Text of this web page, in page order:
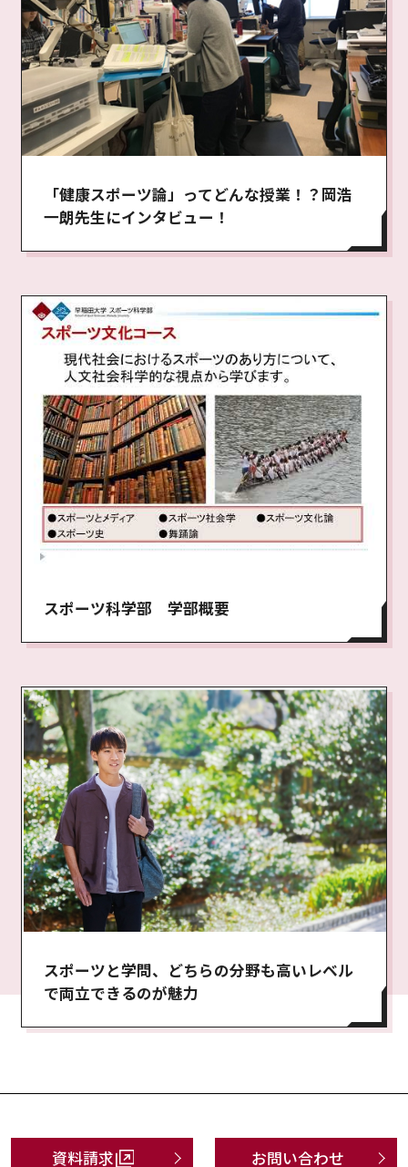
「健康スポーツ論」ってどんな授業！？岡浩
一朗先生にインタビュー！
スポーツ科学部 学部概要
スポーツと学問、どちらの分野も高いレベル
で両立できるのが魅力
資料請求 お問い合わせ